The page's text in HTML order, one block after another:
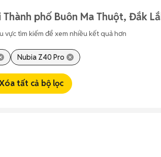
phố Buôn Ma Thuột, Đắk
tìm kiếm để xem nhiều kết quả hơn
Nubia Z40 Pro
tất cả bộ lọc